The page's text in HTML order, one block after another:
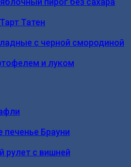
Татен
с черной смородиной
и луком
Брауни
рулет с вишней